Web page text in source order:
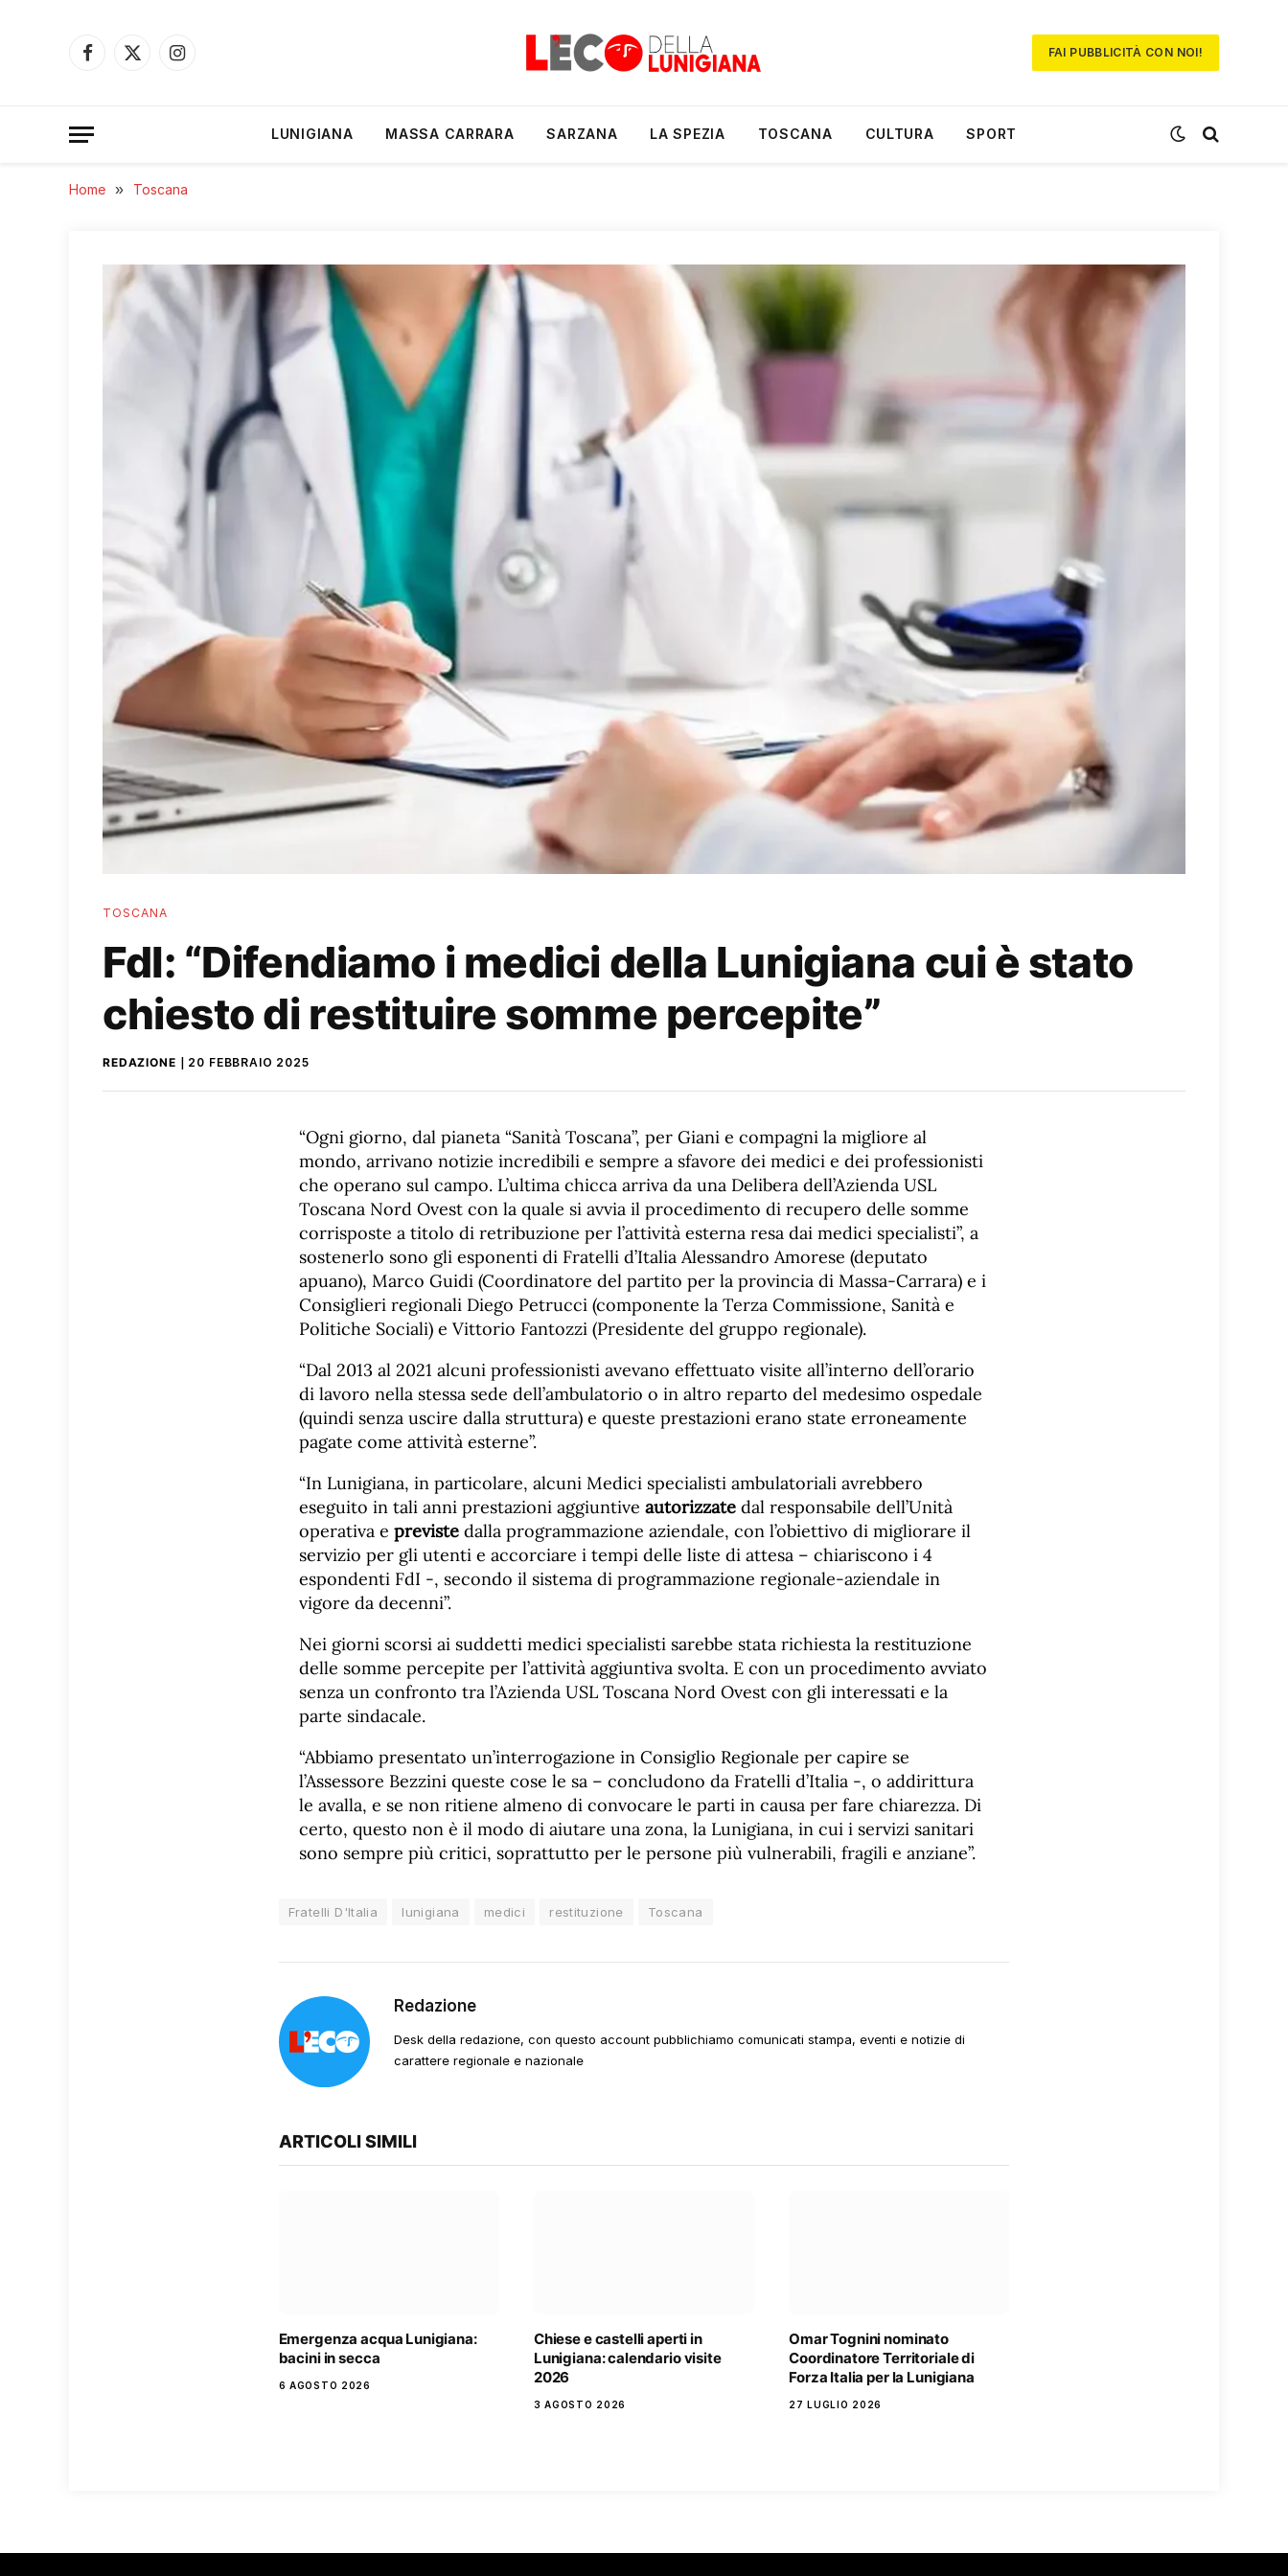
Facebook
X
Instagram
FAI PUBBLICITÀ CON NOI!
LUNIGIANA MASSA CARRARA SARZANA LA SPEZIA TOSCANA CULTURA SPORT
Home » Toscana
TOSCANA
FdI: “Difendiamo i medici della Lunigiana cui è stato
chiesto di restituire somme percepite”
REDAZIONE 20 FEBBRAIO 2025
“Ogni giorno, dal pianeta “Sanità Toscana”, per Giani e compagni la migliore al
mondo, arrivano notizie incredibili e sempre a sfavore dei medici e dei professionisti
che operano sul campo. L’ultima chicca arriva da una Delibera dell’Azienda USL
Toscana Nord Ovest con la quale si avvia il procedimento di recupero delle somme
corrisposte a titolo di retribuzione per l’attività esterna resa dai medici specialisti”, a
sostenerlo sono gli esponenti di Fratelli d’Italia Alessandro Amorese (deputato
apuano), Marco Guidi (Coordinatore del partito per la provincia di Massa-Carrara) e i
Consiglieri regionali Diego Petrucci (componente la Terza Commissione, Sanità e
Politiche Sociali) e Vittorio Fantozzi (Presidente del gruppo regionale).
“Dal 2013 al 2021 alcuni professionisti avevano effettuato visite all’interno dell’orario
di lavoro nella stessa sede dell’ambulatorio o in altro reparto del medesimo ospedale
(quindi senza uscire dalla struttura) e queste prestazioni erano state erroneamente
pagate come attività esterne”.
“In Lunigiana, in particolare, alcuni Medici specialisti ambulatoriali avrebbero
eseguito in tali anni prestazioni aggiuntive autorizzate dal responsabile dell’Unità
operativa e previste dalla programmazione aziendale, con l’obiettivo di migliorare il
servizio per gli utenti e accorciare i tempi delle liste di attesa – chiariscono i 4
espondenti FdI -, secondo il sistema di programmazione regionale-aziendale in
vigore da decenni”.
Nei giorni scorsi ai suddetti medici specialisti sarebbe stata richiesta la restituzione
delle somme percepite per l’attività aggiuntiva svolta. E con un procedimento avviato
senza un confronto tra l’Azienda USL Toscana Nord Ovest con gli interessati e la
parte sindacale.
“Abbiamo presentato un’interrogazione in Consiglio Regionale per capire se
l’Assessore Bezzini queste cose le sa – concludono da Fratelli d’Italia -, o addirittura
le avalla, e se non ritiene almeno di convocare le parti in causa per fare chiarezza. Di
certo, questo non è il modo di aiutare una zona, la Lunigiana, in cui i servizi sanitari
sono sempre più critici, soprattutto per le persone più vulnerabili, fragili e anziane”.
Fratelli D'Italia lunigiana medici restituzione Toscana
Redazione
Desk della redazione, con questo account pubblichiamo comunicati stampa, eventi e notizie di
carattere regionale e nazionale
ARTICOLI SIMILI
Emergenza acqua Lunigiana:
bacini in secca
6 AGOSTO 2026
Chiese e castelli aperti in
Lunigiana: calendario visite
2026
3 AGOSTO 2026
Omar Tognini nominato
Coordinatore Territoriale di
Forza Italia per la Lunigiana
27 LUGLIO 2026